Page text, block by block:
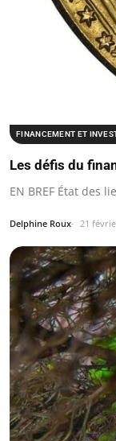
FINANCEMENT ET
Les défis du
EN BREF État des
Delphine Roux 21